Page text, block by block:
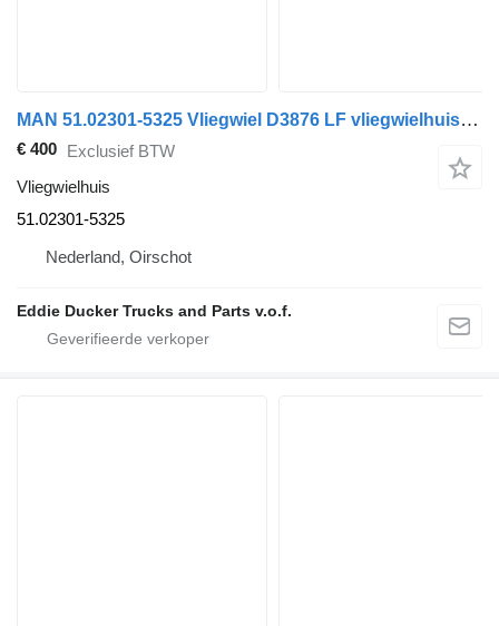
MAN 51.02301-5325 Vliegwiel D3876 LF vliegwielhuis voor vrachtwagen
€ 400 Exclusief BTW
Vliegwielhuis
51.02301-5325
Nederland, Oirschot
Eddie Ducker Trucks and Parts v.o.f.